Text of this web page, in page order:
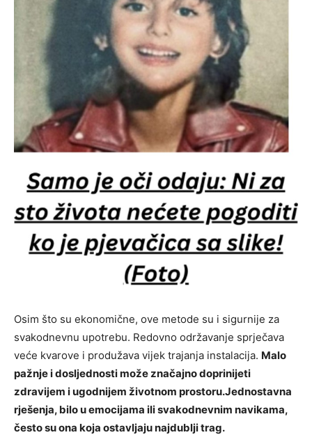
Osim što su ekonomične, ove metode su i sigurnije za
svakodnevnu upotrebu. Redovno održavanje sprječava
veće kvarove i produžava vijek trajanja instalacija. Malo
pažnje i dosljednosti može značajno doprinijeti
zdravijem i ugodnijem životnom prostoru.Jednostavna
rješenja, bilo u emocijama ili svakodnevnim navikama,
često su ona koja ostavljaju najdublji trag.